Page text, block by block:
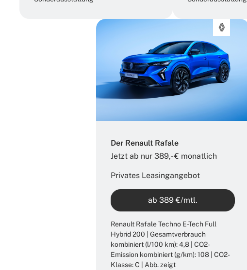
Der Renault Rafale
Jetzt ab nur 389,- € monatlich​
Privates Leasingangebot
ab 389 €/mtl.
Renault Rafale Techno E-Tech Full
Hybrid 200 | Gesamtverbrauch
kombiniert (l/100 km): 4,8 | CO2-
Emission kombiniert (g/km): 108 | CO2-
Klasse: C | Abb. zeigt